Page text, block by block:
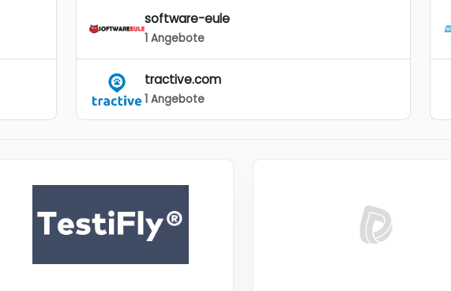
software-eule
1 Angebote
tractive.com
1 Angebote